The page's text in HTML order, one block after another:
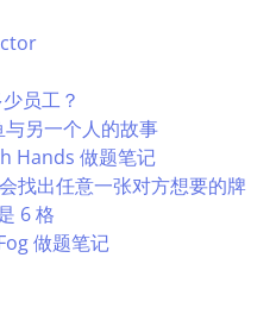
员工？
另一个人的故事
Hands 做题笔记
找出任意一张对方想要的牌
6 格
做题笔记